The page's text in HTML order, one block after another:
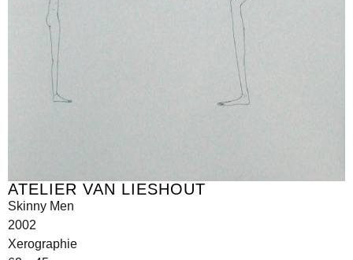
ATELIER VAN LIESHOUT
Skinny Men
2002
Xerographie